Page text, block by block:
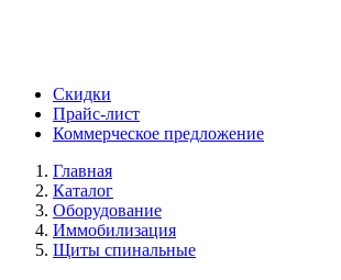
Скидки
Прайс-лист
Коммерческое предложение
Главная
Каталог
Оборудование
Иммобилизация
Щиты спинальные